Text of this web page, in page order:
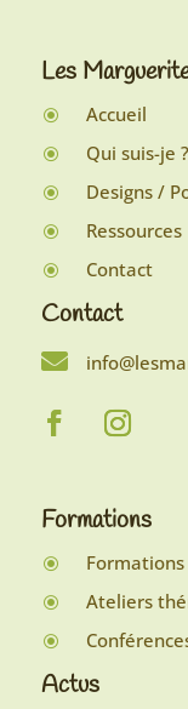
Les
\ Accueil
\ Qui suis-je ?
\ Designs /
\ Ressources
\ Contact
Contact

Formations
\ Formations
\ Ateliers
\
Actus